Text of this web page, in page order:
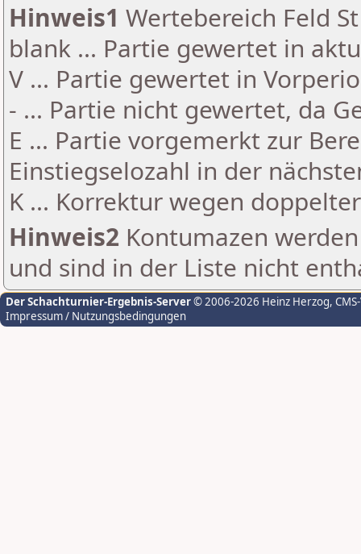
Hinweis1 Wertebereich Feld
blank ... Partie gewertet in
V ... Partie gewertet in
- ... Partie nicht gewertet, da
E ... Partie vorgemerkt zur
Einstiegselozahl in der
K ... Korrektur wegen
Hinweis2 Kontumazen
und sind in der Liste nicht
Der Schachturnier-Ergebnis-Server© 2006-2026 Heinz Herzog,
Impressum / Nutzungsbedingungen